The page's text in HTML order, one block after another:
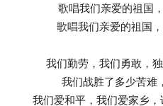
歌唱我们亲爱的祖国
歌唱我们亲爱的祖国
我们勤劳，我们勇敢，
我们战胜了多少苦难
我们爱和平，我们爱家乡